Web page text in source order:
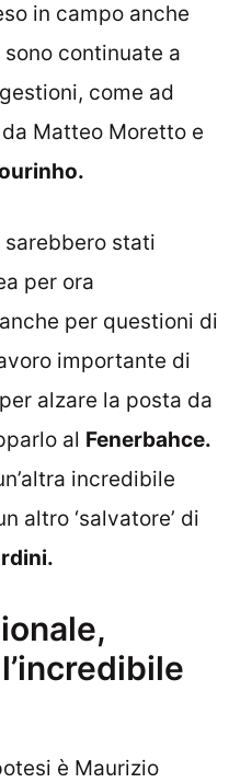
in campo anche
continuate a
come ad
Matteo Moretto e
sarebbero stati
per ora
per questioni di
importante di
alzare la posta da
al Fenerbahce.
incredibile
altro ‘salvatore’ di
è Maurizio